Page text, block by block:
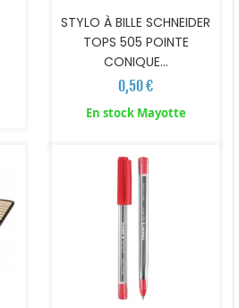
STYLO À BILLE SCHNEIDER
TOPS 505 POINTE
CONIQUE...
0,50 €
En stock Mayotte